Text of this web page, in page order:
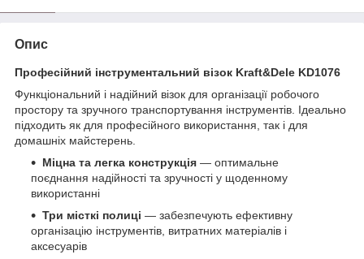
Опис
Професійний інструментальний візок Kraft&Dele KD1076
Функціональний і надійний візок для організації робочого
простору та зручного транспортування інструментів. Ідеально
підходить як для професійного використання, так і для
домашніх майстерень.
Міцна та легка конструкція — оптимальне
поєднання надійності та зручності у щоденному
використанні
Три місткі полиці — забезпечують ефективну
організацію інструментів, витратних матеріалів і
аксесуарів